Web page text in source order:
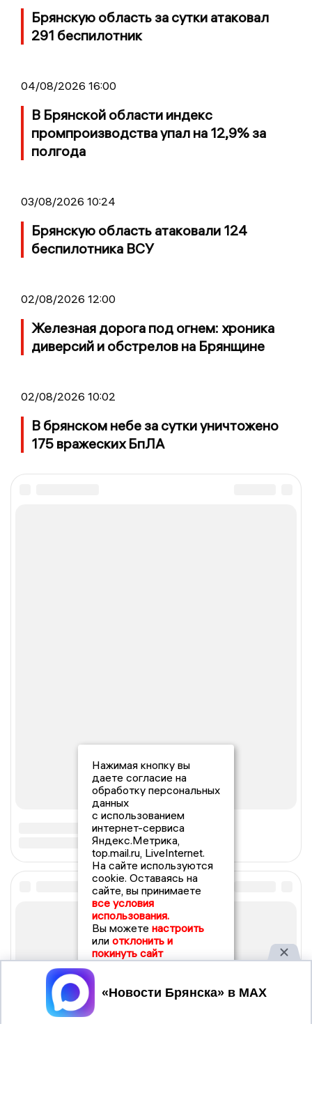
Брянскую область за сутки атаковал
291 беспилотник
04/08/2026 16:00
В Брянской области индекс
промпроизводства упал на 12,9% за
полгода
03/08/2026 10:24
Брянскую область атаковали 124
беспилотника ВСУ
02/08/2026 12:00
Железная дорога под огнем: хроника
диверсий и обстрелов на Брянщине
02/08/2026 10:02
В брянском небе за сутки уничтожено
175 вражеских БпЛА
Нажимая кнопку вы
даете согласие на
обработку персональных
данных
с использованием
интернет-сервиса
Яндекс.Метрика,
top.mail.ru, LiveInternet.
На сайте используются
cookie. Оставаясь на
сайте, вы принимаете
все условия
использования.
Вы можете настроить
или отклонить и
покинуть сайт
Принять